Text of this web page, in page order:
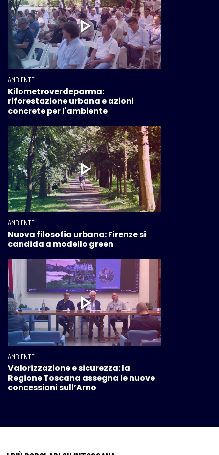
AMBIENTE
Kilometroverdeparma:
riforestazione urbana e azioni
concrete per l'ambiente
AMBIENTE
Nuova filosofia urbana: Firenze si
candida a modello green
AMBIENTE
Valorizzazione e sicurezza: la
Regione Toscana assegna le nuove
concessioni sull’Arno